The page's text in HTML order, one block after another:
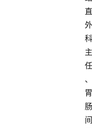
直
外
科
主
任
、
胃
肠
间